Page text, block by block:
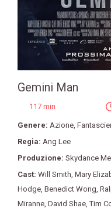
Gemini Man
117 min
Genere: Azione
Regia: Ang Lee
Produzione: Skydance
Cast: Will Smith Mary
Hodge Benedict Wong
Miranne David Shae ,Tim